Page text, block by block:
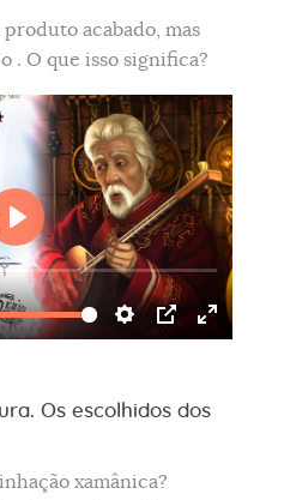
acabado, mas
. O que isso significa?
Os escolhidos dos
xamânica?